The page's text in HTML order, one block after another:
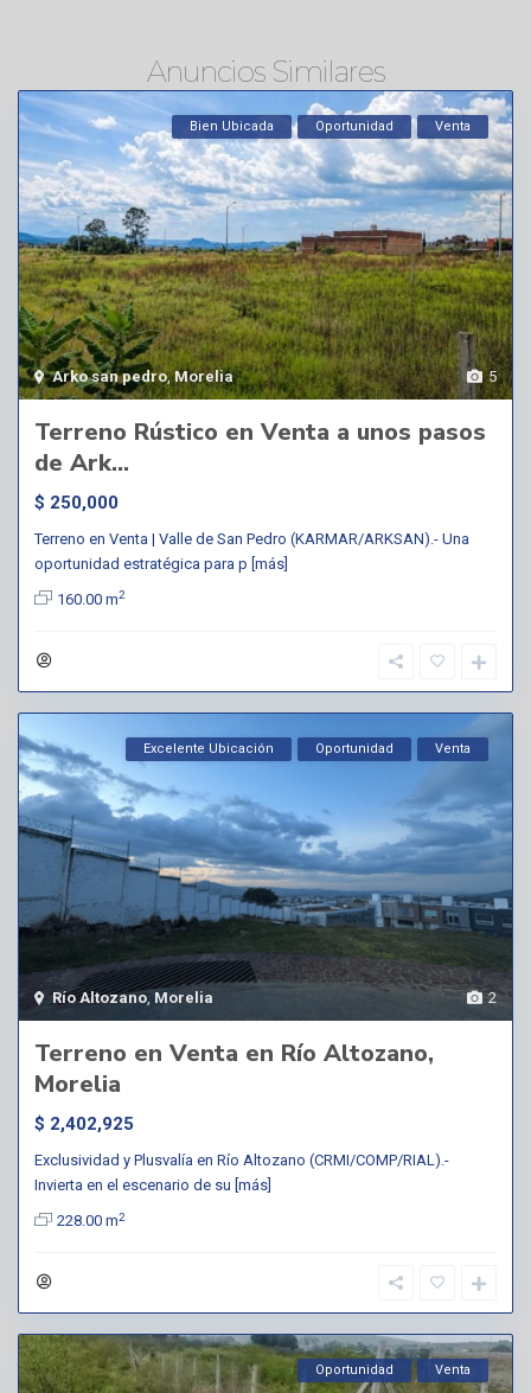
Anuncios Similares
5
Arko san pedro,Morelia
Bien Ubicada Oportunidad Venta
Terreno Rústico en Venta a unos pasos
de Ark...
$ 250,000
Terreno en Venta | Valle de San Pedro (KARMAR/ARKSAN).- Una
oportunidad estratégica para p [más]
160.00 m2
2
Río Altozano, Morelia
Excelente Ubicación Oportunidad Venta
Terreno en Venta en Río Altozano,
Morelia
$ 2,402,925
Exclusividad y Plusvalía en Río Altozano (CRMI/COMP/RIAL).-
Invierta en el escenario de su [más]
228.00 m2
Oportunidad Venta